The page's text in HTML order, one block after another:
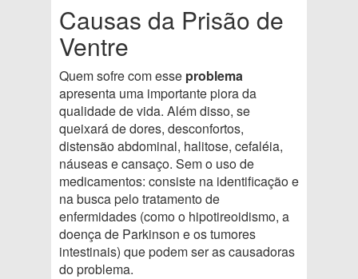
Causas da Prisão de
Ventre
Quem sofre com esse problema
apresenta uma importante piora da
qualidade de vida. Além disso, se
queixará de dores, desconfortos,
distensão abdominal, halitose, cefaléia,
náuseas e cansaço. Sem o uso de
medicamentos: consiste na identificação e
na busca pelo tratamento de
enfermidades (como o hipotireoidismo, a
doença de Parkinson e os tumores
intestinais) que podem ser as causadoras
do problema.